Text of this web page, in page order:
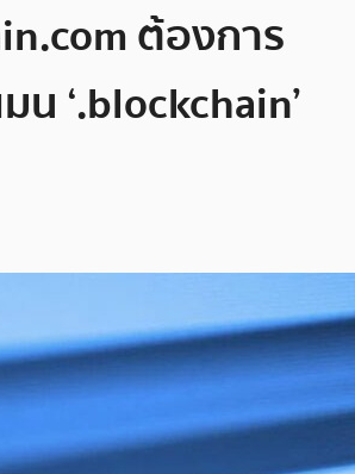
ต้องการ
น ‘.blockchain’